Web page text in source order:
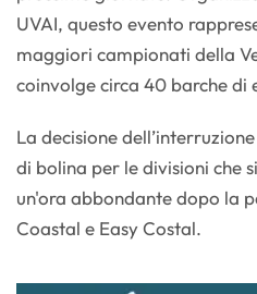
UVAI, questo evento
maggiori campionati della
coinvolge circa 40 barche di
La decisione
di bolina per le divisioni che
un'ora abbondante dopo la
Coastal e Easy Costal.